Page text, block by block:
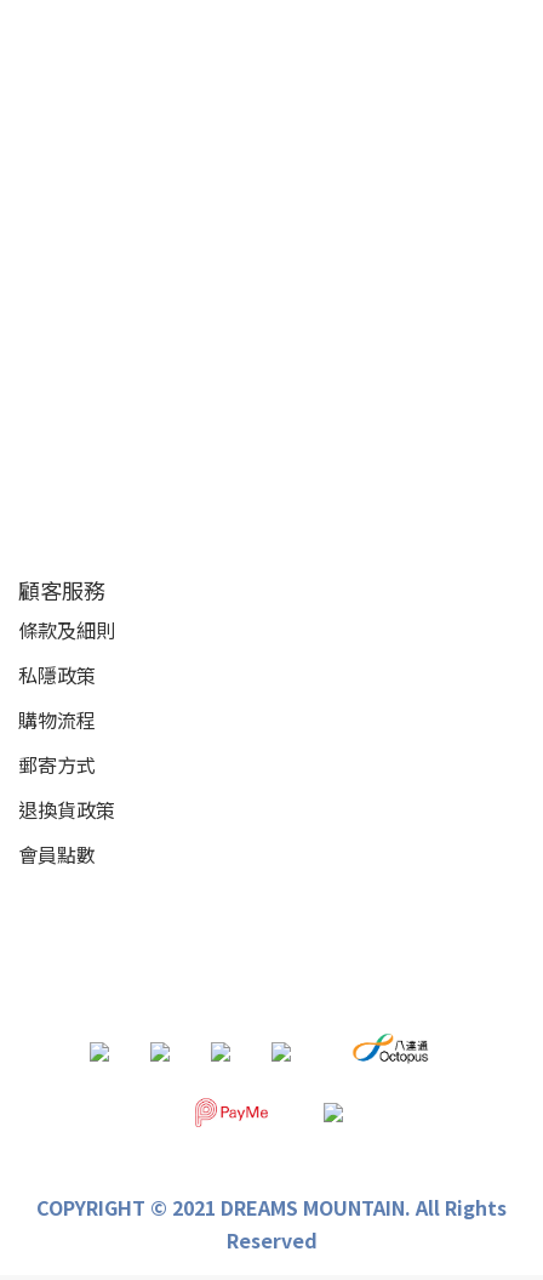
顧客服務
條款及細則
私隱政策
購物流程
郵寄方式
退換貨政策
會員點數
COPYRIGHT © 2021 DREAMS MOUNTAIN. All Rights
Reserved